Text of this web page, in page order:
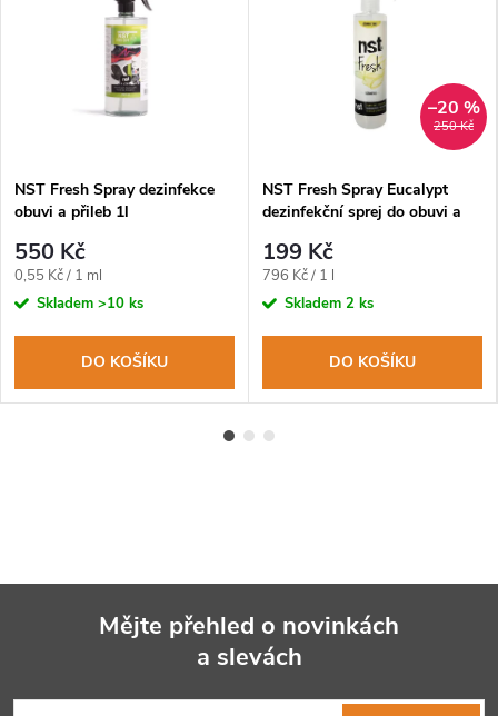
NST Fresh Spray dezinfekce
obuvi a přileb 1l
550 Kč
Měrná
cena:
0,55 Kč / 1 ml
Skladem >10 ks
DO KOŠÍKU
250 Kč
–20 %
NST Fresh Spray Eucalypt
dezinfekční sprej do obuvi a
199 Kč
Měrná
cena:
796 Kč / 1 l
Skladem 2 ks
DO KOŠÍKU
Mějte přehled o novinkách
a slevách